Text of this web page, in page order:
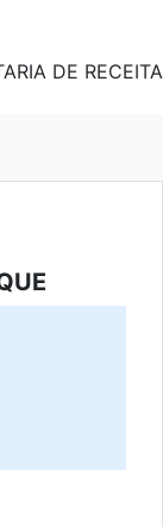
DE RECEITA